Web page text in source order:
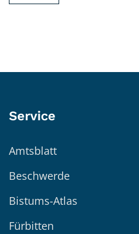
Service
Amtsblatt
Beschwerde
Bistums-Atlas
Fürbitten